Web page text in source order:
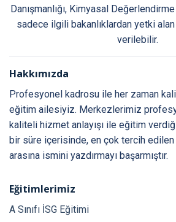
Danışmanlığı, Kimyasal
sadece ilgili bakanlıklardan yetki
verilebilir.
Hakkımızda
Profesyonel kadrosu ile her zaman
eğitim ailesiyiz. Merkezlerimiz
kaliteli hizmet anlayışı ile eğitim
bir süre içerisinde, en çok tercih edilen
arasına ismini yazdırmayı başarmıştır.
Eğitimlerimiz
A Sınıfı İSG Eğitimi